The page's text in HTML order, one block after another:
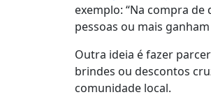
exemplo: “Na compra
pessoas ou mais
Outra ideia é fazer
brindes ou descontos
comunidade local.